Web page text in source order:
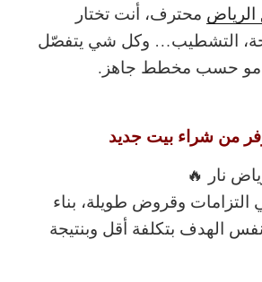
محترف، أنت تختار
التشطيب… وكل شي يتفصّل
مو حسب مخطط جاهز.
من شراء بيت جديد
نار 🔥
التزامات وقروض طويلة، بناء
الهدف بتكلفة أقل وبنتيجة